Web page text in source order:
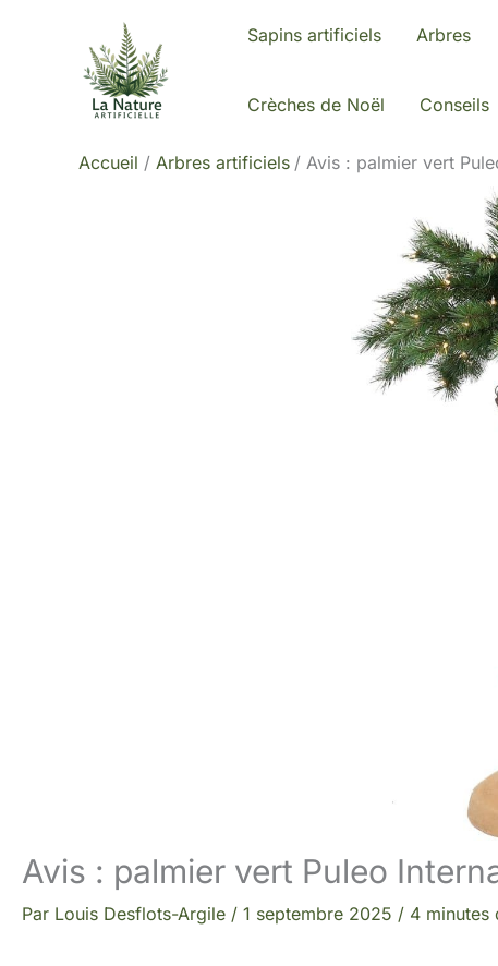
Sapins artificiels Arbres
Crèches de Noël Conseils
Accueil Arbres artificiels Avis : palmier vert
Avis : palmier vert Puleo
Par Louis Desflots-Argile / 1 septembre 2025 / 4 minutes